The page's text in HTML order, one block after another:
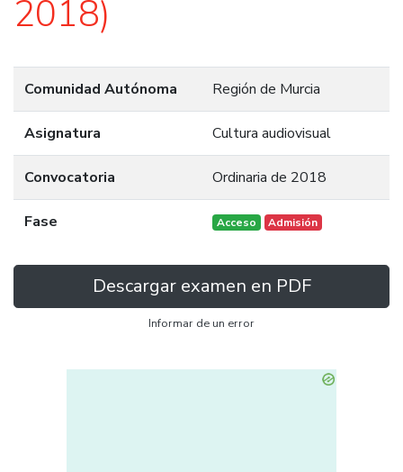
2018)
Comunidad Autónoma Región de Murcia
Asignatura Cultura audiovisual
Convocatoria Ordinaria de 2018
Fase Acceso Admisión
Descargar examen en PDF
Informar de un error